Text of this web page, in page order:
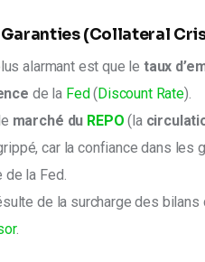
Garanties(Collateral
alarmant est que le taux
de la Fed (Discount Rate).
marché du REPO (la
car la confiance dans les
de la Fed.
de la surcharge des
.